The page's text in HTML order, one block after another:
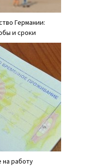
Германии:
и сроки
работу